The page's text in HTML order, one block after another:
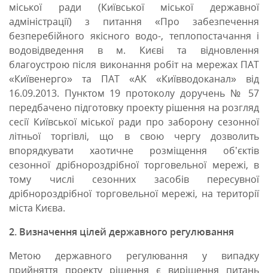
міської ради (Київської міської державної
адміністрації) з питання «Про забезпечення
безперебійного якісного водо-, теплопостачання і
водовідведення в м. Києві та відновлення
благоустрою після виконання робіт на мережах ПАТ
«Київенерго» та ПАТ «АК «Київводоканал» від
16.09.2013. Пунктом 19 протоколу доручень № 57
передбачено підготовку проекту рішення на розгляд
сесії Київської міської ради про заборону сезонної
літньої торгівлі, що в свою чергу дозволить
впорядкувати хаотичне розміщення об’єктів
сезонної дрібнороздрібної торговельної мережі, в
тому числі сезонних засобів пересувної
дрібнороздрібної торговельної мережі, на території
міста Києва.
2. Визначення цілей державного регулювання
Метою державного регулювання у випадку
прийняття проекту рішення є вирішення питань